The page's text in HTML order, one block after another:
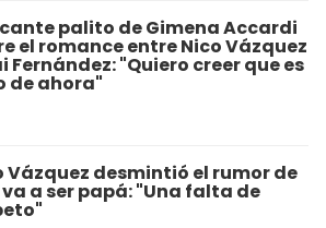
palito de Gimena Accardi
el romance entre Nico Vázquez
Fernández: "Quiero creer que es
de ahora"
Vázquez desmintió el rumor de
a ser papá: "Una falta de